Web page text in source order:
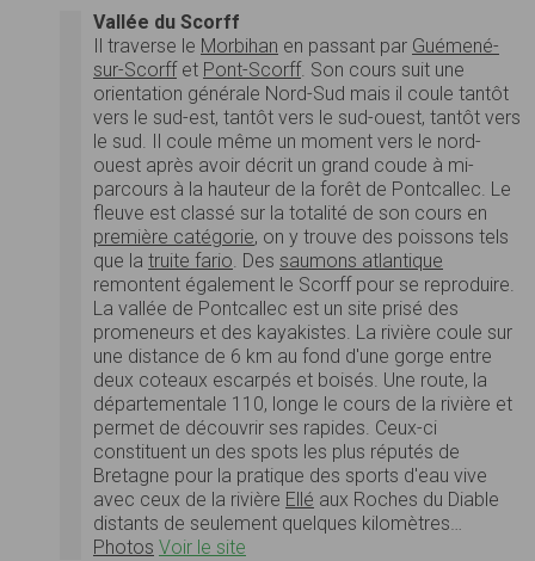
Vallée du Scorff
Il traverse le Morbihan en passant par Guémené-
sur-Scorff et Pont-Scorff. Son cours suit une
orientation générale Nord-Sud mais il coule tantôt
vers le sud-est, tantôt vers le sud-ouest, tantôt vers
le sud. Il coule même un moment vers le nord-
ouest après avoir décrit un grand coude à mi-
parcours à la hauteur de la forêt de Pontcallec. Le
fleuve est classé sur la totalité de son cours en
première catégorie, on y trouve des poissons tels
que la truite fario. Des saumons atlantique
remontent également le Scorff pour se reproduire.
La vallée de Pontcallec est un site prisé des
promeneurs et des kayakistes. La rivière coule sur
une distance de 6 km au fond d'une gorge entre
deux coteaux escarpés et boisés. Une route, la
départementale 110, longe le cours de la rivière et
permet de découvrir ses rapides. Ceux-ci
constituent un des spots les plus réputés de
Bretagne pour la pratique des sports d'eau vive
avec ceux de la rivière Ellé aux Roches du Diable
distants de seulement quelques kilomètres…
Photos Voir le site